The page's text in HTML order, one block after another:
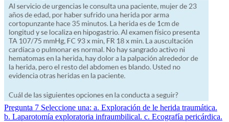
Pregunta 7 Seleccione una: a. Exploración de le herida traumática.
b. Laparotomía exploratoria infraumbilical. c. Ecografía pericárdica.